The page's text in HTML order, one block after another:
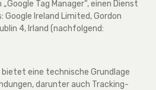
Tag Manager“, einen Dienst
Ireland Limited, Gordon
4, Irland (nachfolgend:
bietet eine technische Grundlage
darunter auch Tracking-